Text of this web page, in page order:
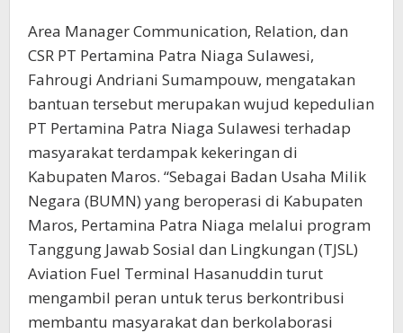
Area Manager Communication, Relation, dan
CSR PT Pertamina Patra Niaga Sulawesi,
Fahrougi Andriani Sumampouw, mengatakan
bantuan tersebut merupakan wujud kepedulian
PT Pertamina Patra Niaga Sulawesi terhadap
masyarakat terdampak kekeringan di
Kabupaten Maros. “Sebagai Badan Usaha Milik
Negara (BUMN) yang beroperasi di Kabupaten
Maros, Pertamina Patra Niaga melalui program
Tanggung Jawab Sosial dan Lingkungan (TJSL)
Aviation Fuel Terminal Hasanuddin turut
mengambil peran untuk terus berkontribusi
membantu masyarakat dan berkolaborasi